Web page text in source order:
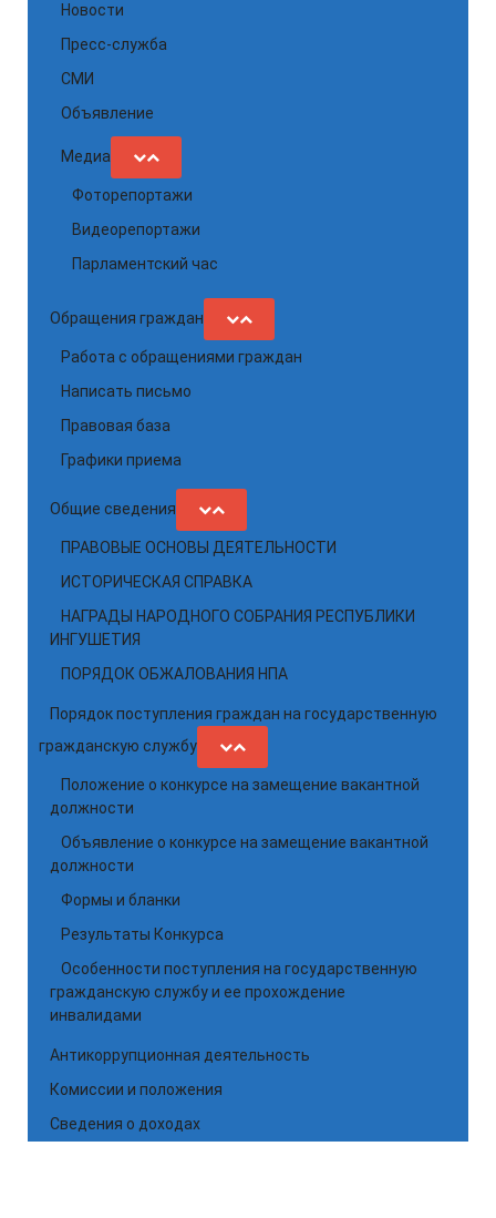
Новости
Пресс-служба
СМИ
Объявление
Медиа
Фоторепортажи
Видеорепортажи
Парламентский час
Обращения граждан
Работа с обращениями граждан
Написать письмо
Правовая база
Графики приема
Общие сведения
ПРАВОВЫЕ ОСНОВЫ ДЕЯТЕЛЬНОСТИ
ИСТОРИЧЕСКАЯ СПРАВКА
НАГРАДЫ НАРОДНОГО СОБРАНИЯ РЕСПУБЛИКИ
ИНГУШЕТИЯ
ПОРЯДОК ОБЖАЛОВАНИЯ НПА
Порядок поступления граждан на государственную
гражданскую службу
Положение о конкурсе на замещение вакантной
должности
Объявление о конкурсе на замещение вакантной
должности
Формы и бланки
Результаты Конкурса
Особенности поступления на государственную
гражданскую службу и ее прохождение
инвалидами
Антикоррупционная деятельность
Комиссии и положения
Сведения о доходах